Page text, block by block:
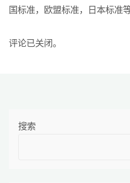
技
国标准，欧盟标准，日本标准
评论已关闭。
搜索